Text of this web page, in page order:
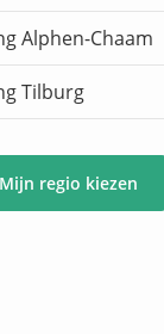
Alphen-Chaam
Tilburg
Mijn regio kiezen